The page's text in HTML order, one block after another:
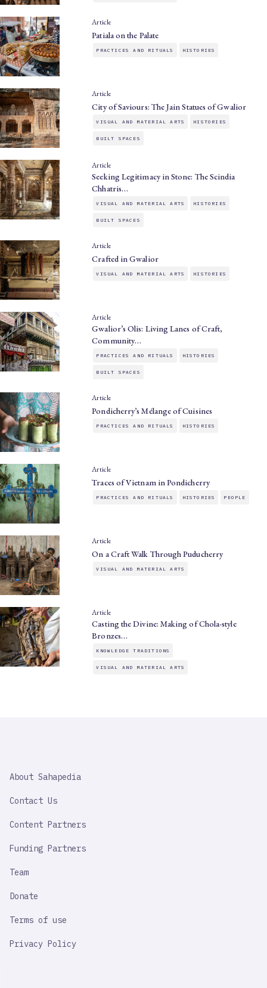
Article
Patiala on the Palate
PRACTICES AND RITUALS HISTORIES
Article
City of Saviours: The Jain Statues of Gwalior
VISUAL AND MATERIAL ARTS HISTORIES
BUILT SPACES
Article
Seeking Legitimacy in Stone: The Scindia
Chhatris…
VISUAL AND MATERIAL ARTS HISTORIES
BUILT SPACES
Article
Crafted in Gwalior
VISUAL AND MATERIAL ARTS HISTORIES
Article
Gwalior’s Olis: Living Lanes of Craft,
Community…
PRACTICES AND RITUALS HISTORIES
BUILT SPACES
Article
Pondicherry’s Mélange of Cuisines
PRACTICES AND RITUALS HISTORIES
Article
Traces of Vietnam in Pondicherry
PRACTICES AND RITUALS HISTORIES PEOPLE
Article
On a Craft Walk Through Puducherry
VISUAL AND MATERIAL ARTS
Article
Casting the Divine: Making of Chola-style
Bronzes…
KNOWLEDGE TRADITIONS
VISUAL AND MATERIAL ARTS
IMPORTANT
About Sahapedia
Contact Us
Content Partners
Funding Partners
Team
Donate
Terms of use
Privacy Policy